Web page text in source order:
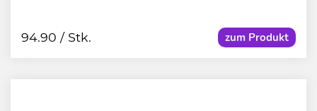
zum Produkt
94.90 / Stk.